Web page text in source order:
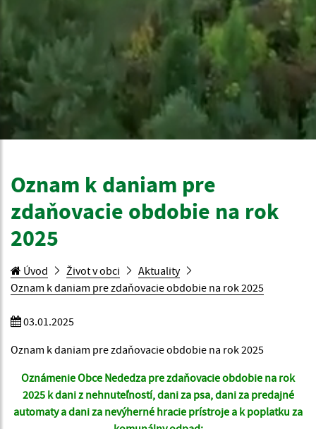
Oznam k daniam pre
zdaňovacie obdobie na rok
2025
Úvod Život v obci
Aktuality
Oznam k daniam pre zdaňovacie obdobie na rok 2025
03.01.2025
Oznam k daniam pre zdaňovacie obdobie na rok 2025
Oznámenie Obce Nededza pre zdaňovacie obdobie na rok
2025 k dani z nehnuteľností, dani za psa, dani za predajné
automaty a dani za nevýherné hracie prístroje a k poplatku za